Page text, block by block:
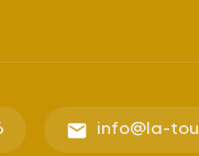
info@la-